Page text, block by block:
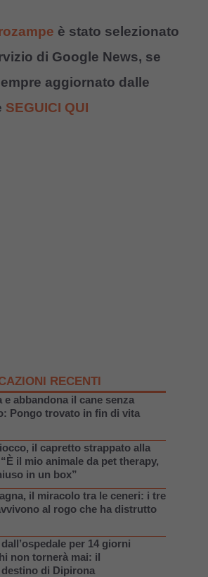
è stato selezionato
di Google News, se
aggiornato dalle
SEGUICI QUI
RECENTI
e abbandona il cane senza
Pongo trovato in fin di vita
il capretto strappato alla
il mio animale da pet therapy,
in un box”
il miracolo tra le ceneri: i tre
al rogo che ha distrutto
per 14 giorni
non tornerà mai: il
di Dipirona